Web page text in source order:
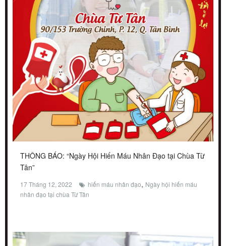
THÔNG BÁO: “Ngày Hội Hiến Máu Nhân Đạo tại Chùa Từ
Tân”
17 Tháng 12, 2022 hiến máu nhân đạo, Ngày hội hiến máu
nhân đạo tại chùa Từ Tân